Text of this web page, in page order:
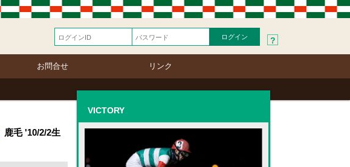
?
お問合せ リンク
鹿毛 '10/2/2生
VICTORY